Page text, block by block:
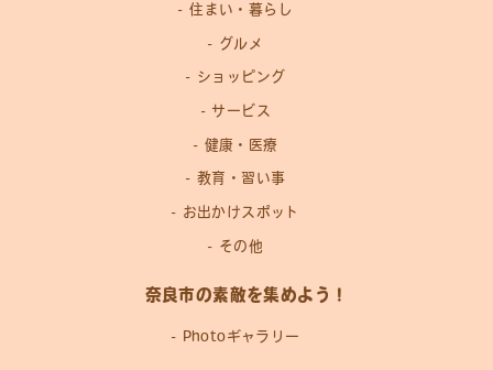
住まい・暮らし
グルメ
ショッピング
サービス
健康・医療
教育・習い事
お出かけスポット
その他
奈良市の素敵を集めよう！
Photoギャラリー